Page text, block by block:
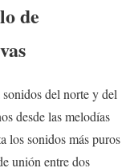
de
del norte y del
desde las melodías
los sonidos más puros
unión entre dos